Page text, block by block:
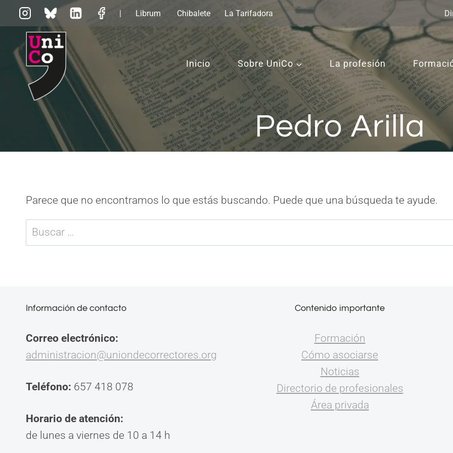
Saltar
al
contenido
| Librum Chibalete La Tarifadora
Inicio Sobre UniCo La profesión
Pedro Arilla
Parece que no encontramos lo que estás buscando. Puede que una búsqueda te ayude.
Buscar:
Información de contacto
Correo electrónico:
administracion@uniondecorrectores.org
Teléfono: 657 418 078
Horario de atención:
de lunes a viernes de 10 a 14 h
Contenido importante
Formación
Cómo asociarse
Noticias
Directorio de profesionales
Área privada